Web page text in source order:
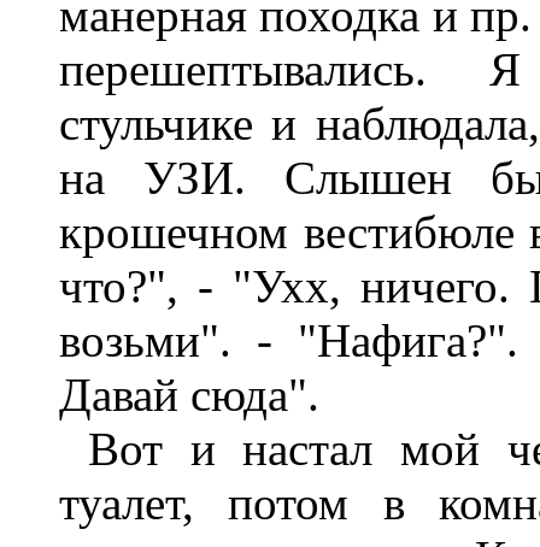
манерная походка и
перешептывались.
стульчике и
на УЗИ. Слышен
крошечном вестибюле
что?", - "Ухх,
возьми". -
Давай сюда".
Вот и настал мой
туалет, потом в